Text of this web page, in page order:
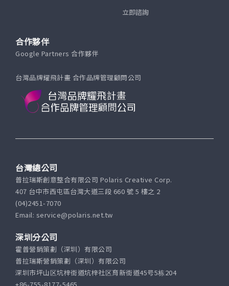
立即諮詢
合作夥伴
Google Partners 合作夥伴
台灣品牌耀飛計畫 合作品牌管理顧問公司
台灣總公司
普拉瑞斯創意整合有限公司 Polaris Creative Corp.
407 台中市西屯區台灣大道三段 660 號 5 樓之 2
(04)2451-7070
Email: service@polaris.net.tw
深圳分公司
霍普營銷策劃（深圳）有限公司
普拉瑞斯營銷策劃（深圳）有限公司
深圳市坪山区坑梓街道坑梓社区育新街道45号5栋204